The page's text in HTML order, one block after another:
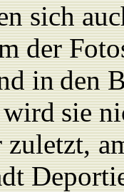
sich
der F
in den
wird sie
zuletzt,